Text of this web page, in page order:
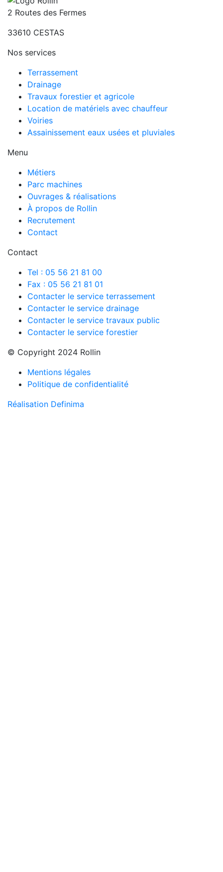
2 Routes des Fermes
33610 CESTAS
Nos services
Terrassement
Drainage
Travaux forestier et agricole
Location de matériels avec chauffeur
Voiries
Assainissement eaux usées et pluviales
Menu
Métiers
Parc machines
Ouvrages & réalisations
À propos de Rollin
Recrutement
Contact
Contact
Tel : 05 56 21 81 00
Fax : 05 56 21 81 01
Contacter le service terrassement
Contacter le service drainage
Contacter le service travaux public
Contacter le service forestier
© Copyright 2024 Rollin
Mentions légales
Politique de confidentialité
Réalisation Definima